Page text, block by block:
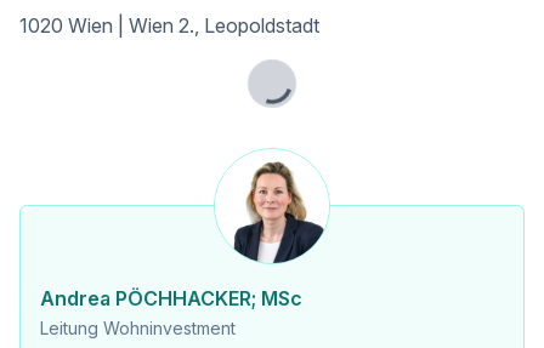
Gesundheit
Kindergarten <250m
Nahversorgung
Supermarkt <250m
1020 Wien | Wien 2., Leopoldstadt
Lade...
Andrea PÖCHHACKER; MSc
Leitung Wohninvestment